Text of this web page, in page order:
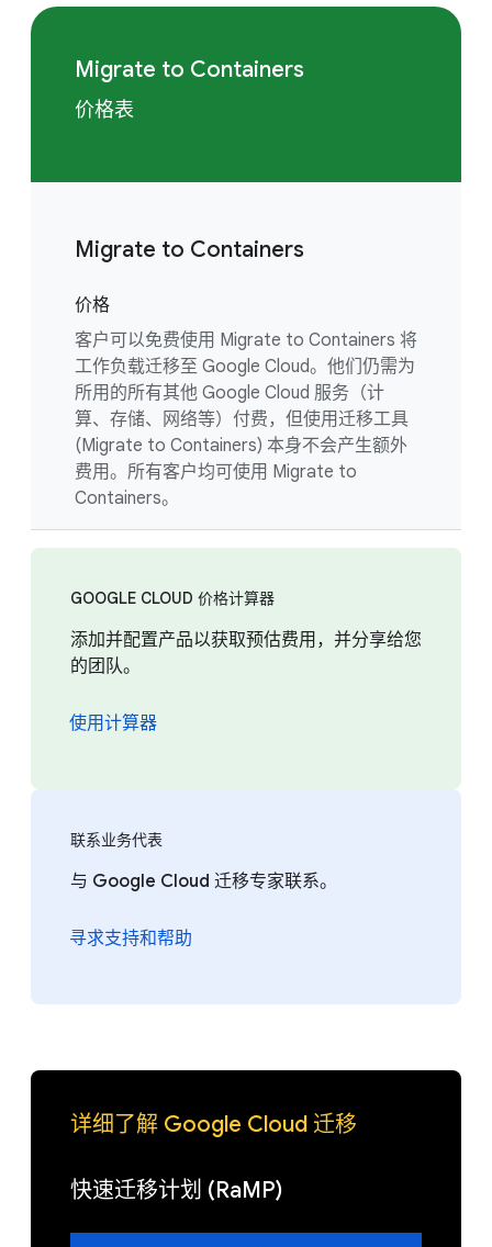
Migrate to Containers
价格表
Migrate to Containers
价格
客户可以免费使用 Migrate to Containers 将
工作负载迁移至 Google Cloud。他们仍需为
所用的所有其他 Google Cloud 服务（计
算、存储、网络等）付费，但使用迁移工具
(Migrate to Containers) 本身不会产生额外
费用。所有客户均可使用 Migrate to
Containers。
GOOGLE CLOUD 价格计算器
添加并配置产品以获取预估费用，并分享给您
的团队。
使用计算器
联系业务代表
与 Google Cloud 迁移专家联系。
寻求支持和帮助
详细了解 Google Cloud 迁移
快速迁移计划 (RaMP)